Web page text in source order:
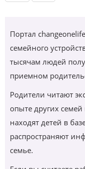
Портал
семейного
тысячам людей
приемном
Родители читают
опыте других
находят детей в
распространяют
семье.